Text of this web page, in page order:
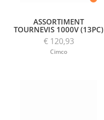
ASSORTIMENT
TOURNEVIS 1000V (13PC)
€ 120,93
Cimco